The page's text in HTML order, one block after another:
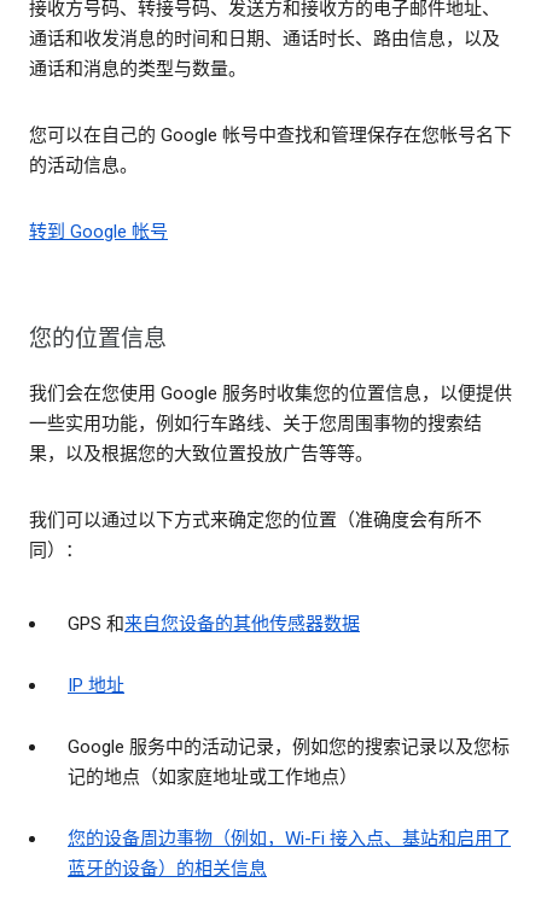
接收方号码、转接号码、发送方和接收方的电子邮件地址、
通话和收发消息的时间和日期、通话时长、路由信息，以及
通话和消息的类型与数量。
您可以在自己的 Google 帐号中查找和管理保存在您帐号名下
的活动信息。
转到 Google 帐号
您的位置信息
我们会在您使用 Google 服务时收集您的位置信息，以便提供
一些实用功能，例如行车路线、关于您周围事物的搜索结
果，以及根据您的大致位置投放广告等等。
我们可以通过以下方式来确定您的位置（准确度会有所不
同）：
GPS 和来自您设备的其他传感器数据
IP 地址
Google 服务中的活动记录，例如您的搜索记录以及您标
记的地点（如家庭地址或工作地点）
您的设备周边事物（例如，Wi-Fi 接入点、基站和启用了
蓝牙的设备）的相关信息